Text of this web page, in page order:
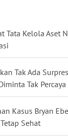
Tata Kelola Aset
Tak Ada
Tak Percaya
Kasus Bryan
Sehat